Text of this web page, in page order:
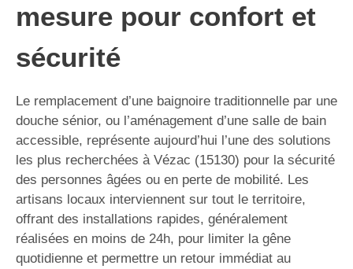
mesure pour confort et
sécurité
Le remplacement d’une baignoire traditionnelle par une
douche sénior, ou l’aménagement d’une salle de bain
accessible, représente aujourd’hui l’une des solutions
les plus recherchées à Vézac (15130) pour la sécurité
des personnes âgées ou en perte de mobilité. Les
artisans locaux interviennent sur tout le territoire,
offrant des installations rapides, généralement
réalisées en moins de 24h, pour limiter la gêne
quotidienne et permettre un retour immédiat au